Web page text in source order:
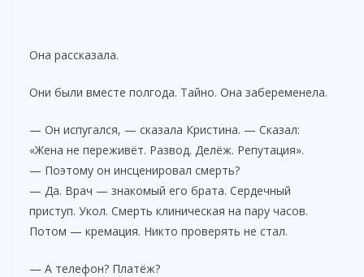
Она рассказала.
Они были вместе полгода. Тайно. Она забеременела.
— Он испугался, — сказала Кристина. — Сказал:
«Жена не переживёт. Развод. Делёж. Репутация».
— Поэтому он инсценировал смерть?
— Да. Врач — знакомый его брата. Сердечный
приступ. Укол. Смерть клиническая на пару часов.
Потом — кремация. Никто проверять не стал.
— А телефон? Платёж?